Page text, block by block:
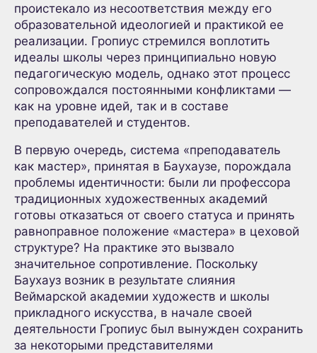
проистекало из несоответствия между его
образовательной идеологией и практикой ее
реализации. Гропиус стремился воплотить
идеалы школы через принципиально новую
педагогическую модель, однако этот процесс
сопровождался постоянными конфликтами —
как на уровне идей, так и в составе
преподавателей и студентов.
В первую очередь, система «преподаватель
как мастер», принятая в Баухаузе, порождала
проблемы идентичности: были ли профессора
традиционных художественных академий
готовы отказаться от своего статуса и принять
равноправное положение «мастера» в цеховой
структуре? На практике это вызвало
значительное сопротивление. Поскольку
Баухауз возник в результате слияния
Веймарской академии художеств и школы
прикладного искусства, в начале своей
деятельности Гропиус был вынужден сохранить
за некоторыми представителями